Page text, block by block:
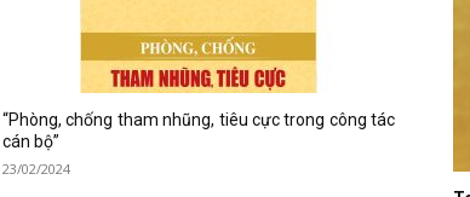
Quản
“Phòng, chống tham nhũng, tiêu cực trong công tác
cán bộ”
23/02/2024